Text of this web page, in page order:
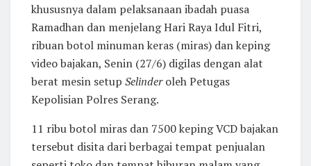
khususnya dalam pelaksanaan ibadah puasa
Ramadhan dan menjelang Hari Raya Idul Fitri,
ribuan botol minuman keras (miras) dan keping
video bajakan, Senin (27/6) digilas dengan alat
berat mesin setup Selinderoleh Petugas
Kepolisian Polres Serang.
11 ribu botol miras dan 7500 keping VCD bajakan
tersebut disita dari berbagai tempat penjualan